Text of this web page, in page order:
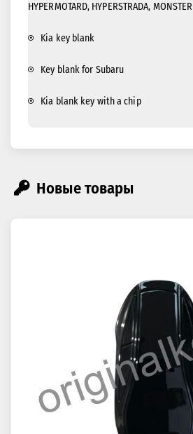
HYPERMOTARD, HYPERSTRADA, MONSTER
Kia key blank
Key blank for Subaru
Kia blank key with a chip
Новые товары